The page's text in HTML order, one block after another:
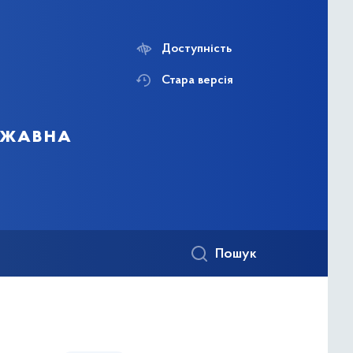
Доступність
Стара версія
Пошук